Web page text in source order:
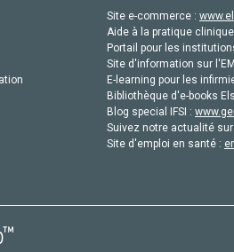
Site e-commerce :
Aide à la pratique
Portail pour les
Site d'information sur
E-learning pour les
Bibliothèque d'e-books
Blog special IFSI :
Suivez notre actualité
Site d'emploi en santé :